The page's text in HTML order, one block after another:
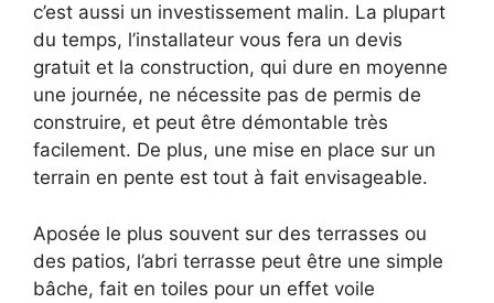
c’est aussi un investissement malin. La plupart
du temps, l’installateur vous fera un devis
gratuit et la construction, qui dure en moyenne
une journée, ne nécessite pas de permis de
construire, et peut être démontable très
facilement. De plus, une mise en place sur un
terrain en pente est tout à fait envisageable.
Aposée le plus souvent sur des terrasses ou
des patios, l’abri terrasse peut être une simple
bâche, fait en toiles pour un effet voile